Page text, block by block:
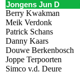
Jongens Jun D
Berry Kwakman
Meik Verdonk
Patrick Schans
Danny Kaars
Douwe Berkenbosch
Joppe Terpoorten
Simco v.d. Deure